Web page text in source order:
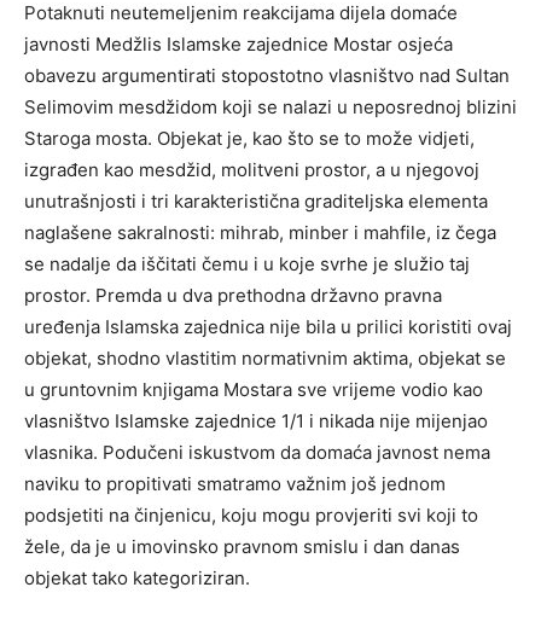
Potaknuti neutemeljenim reakcijama dijela domaće
javnosti Medžlis Islamske zajednice Mostar osjeća
obavezu argumentirati stopostotno vlasništvo nad Sultan
Selimovim mesdžidom koji se nalazi u neposrednoj blizini
Staroga mosta. Objekat je, kao što se to može vidjeti,
izgrađen kao mesdžid, molitveni prostor, a u njegovoj
unutrašnjosti i tri karakteristična graditeljska elementa
naglašene sakralnosti: mihrab, minber i mahfile, iz čega
se nadalje da iščitati čemu i u koje svrhe je služio taj
prostor. Premda u dva prethodna državno pravna
uređenja Islamska zajednica nije bila u prilici koristiti ovaj
objekat, shodno vlastitim normativnim aktima, objekat se
u gruntovnim knjigama Mostara sve vrijeme vodio kao
vlasništvo Islamske zajednice 1/1 i nikada nije mijenjao
vlasnika. Podučeni iskustvom da domaća javnost nema
naviku to propitivati smatramo važnim još jednom
podsjetiti na činjenicu, koju mogu provjeriti svi koji to
žele, da je u imovinsko pravnom smislu i dan danas
objekat tako kategoriziran.